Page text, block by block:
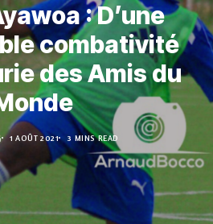
: D’une
combativité
des Amis du
1 AOÛT 2021 3 MINS READ